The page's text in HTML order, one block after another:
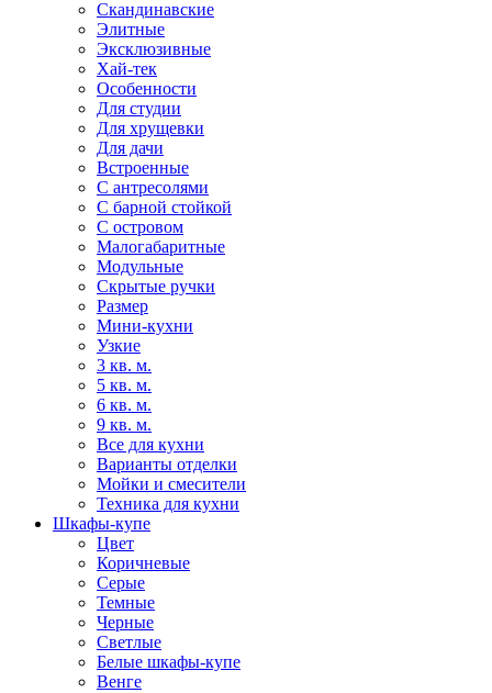
Скандинавские
Элитные
Эксклюзивные
Хай-тек
Особенности
Для студии
Для хрущевки
Для дачи
Встроенные
С антресолями
С барной стойкой
С островом
Малогабаритные
Модульные
Скрытые ручки
Размер
Мини-кухни
Узкие
3 кв. м.
5 кв. м.
6 кв. м.
9 кв. м.
Все для кухни
Варианты отделки
Мойки и смесители
Техника для кухни
Шкафы-купе
Цвет
Коричневые
Серые
Темные
Черные
Светлые
Белые шкафы-купе
Венге